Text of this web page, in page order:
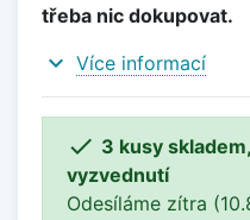
třeba nic dokupovat.
expand_more Více informací
 3 kusy
vyzvednutí
Odesíláme zítra